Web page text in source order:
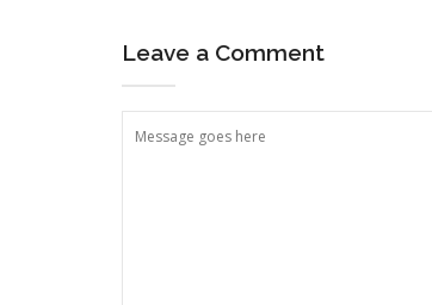
Leave a Comment